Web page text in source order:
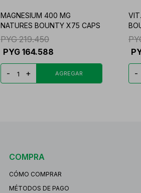
MAGNESIUM 400 MG
NATURES BOUNTY X75 CAPS
PYG 219.450
PYG 164.588
- + -
COMPRA
CÓMO COMPRAR
MÉTODOS DE PAGO